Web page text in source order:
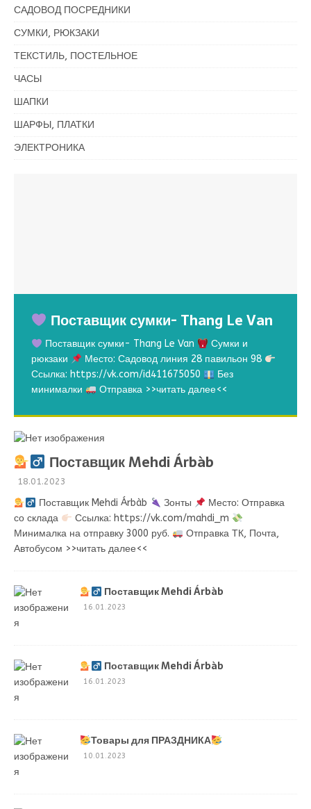
САДОВОД ПОСРЕДНИКИ
СУМКИ, РЮКЗАКИ
ТЕКСТИЛЬ, ПОСТЕЛЬНОЕ
ЧАСЫ
ШАПКИ
ШАРФЫ, ПЛАТКИ
ЭЛЕКТРОНИКА
Поставщик сумки- Thang Le Van
Поставщик сумки- Thang Le Van
Сумки и
рюкзаки
Место: Садовод линия 28 павильон 98
Ссылка: https://vk.com/id411675050
Без
минималки
Отправка >>читать далее<<
Поставщик Mehdi Árbàb
18.01.2023
Поставщик Mehdi Árbàb Зонты
Место: Отправка
со склада
Ссылка: https://vk.com/mahdi_m
Минималка на отправку 3000 руб.
Отправка ТК, Почта,
Автобусом >>читать далее<<
Поставщик Mehdi Árbàb
16.01.2023
Поставщик Mehdi Árbàb
16.01.2023
Товары для ПРАЗДНИКА
10.01.2023